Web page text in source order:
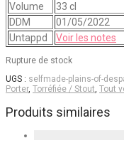
Volume
33 cl
DDM
01/05/2022
Untappd
Voir les notes
Rupture de stock
UGS : selfmade-plains-of-
Porter, Torréfiée / Stout, Tout
Produits similaires